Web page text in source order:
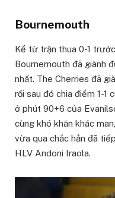
Bournemouth
Kể từ trận thua 0-1
Bournemouth đã giành
nhất. The Cherries đã
rồi sau đó chia điểm 1-1
ở phút 90+6 của
cùng khó khăn khác
vừa qua chắc hẳn đã
HLV Andoni Iraola.